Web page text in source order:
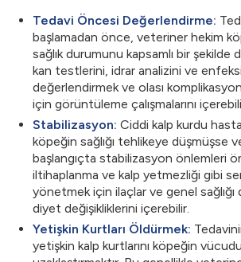
Tedavi Öncesi Değerlendirme:
başlamadan önce, veteriner hekim
sağlık durumunu kapsamlı bir şekilde
kan testlerini, idrar analizini ve
değerlendirmek ve olası
için görüntüleme çalışmalarını
Stabilizasyon: Ciddi kalp kurdu
köpeğin sağlığı tehlikeye düşmüşse
başlangıçta stabilizasyon önlemleri
iltihaplanma ve kalp yetmezliği gibi
yönetmek için ilaçlar ve genel
diyet değişikliklerini içerebilir.
Yetişkin Kurtları Öldürmek:
yetişkin kalp kurtlarını köpeğin